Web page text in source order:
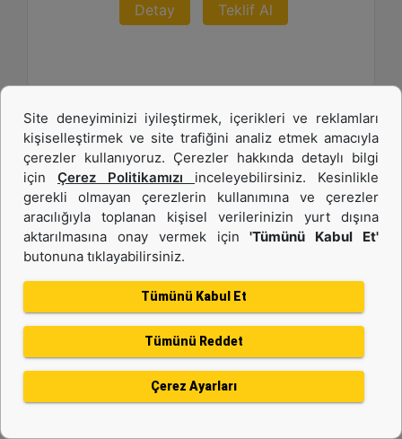
Detay Teklif Al
Maksimum Güç :
577 hp - 430 kW
Maksimum Tork :
Emisyonlar :
Site deneyiminizi iyileştirmek, içerikleri ve reklamları
kişiselleştirmek ve site trafiğini analiz etmek amacıyla
çerezler kullanıyoruz. Çerezler hakkında detaylı bilgi
için Çerez Politikamızı inceleyebilirsiniz. Kesinlikle
gerekli olmayan çerezlerin kullanımına ve çerezler
aracılığıyla toplanan kişisel verilerinizin yurt dışına
aktarılmasına onay vermek için'Tümünü Kabul Et'
butonuna tıklayabilirsiniz.
Tümünü Kabul Et
Tümünü Reddet
Çerez Ayarları